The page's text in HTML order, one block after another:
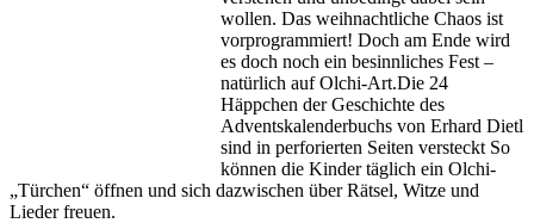
wollen. Das weihnachtliche Chaos ist
vorprogrammiert! Doch am Ende wird
es doch noch ein besinnliches Fest –
natürlich auf Olchi-Art.Die 24
Häppchen der Geschichte des
Adventskalenderbuchs von Erhard Dietl
sind in perforierten Seiten versteckt So
können die Kinder täglich ein Olchi-
„Türchen“ öffnen und sich dazwischen über Rätsel, Witze und
Lieder freuen.